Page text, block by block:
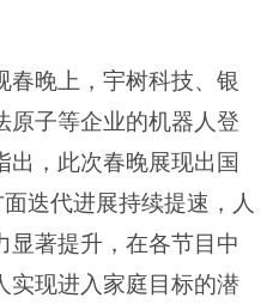
春晚上，宇树科技、银
原子等企业的机器人登
出，此次春晚展现出国
迭代进展持续提速，人
显著提升，在各节目中
实现进入家庭目标的潜